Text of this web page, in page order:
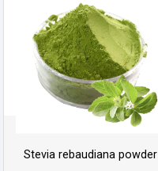
Stevia rebaudiana powder